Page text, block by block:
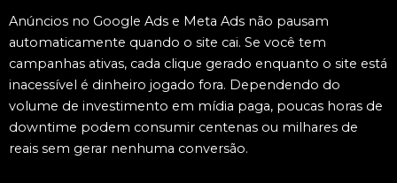
Anúncios no Google Ads e Meta Ads não pausam
automaticamente quando o site cai. Se você tem
campanhas ativas, cada clique gerado enquanto o site está
inacessível é dinheiro jogado fora. Dependendo do
volume de investimento em mídia paga, poucas horas de
downtime podem consumir centenas ou milhares de
reais sem gerar nenhuma conversão.